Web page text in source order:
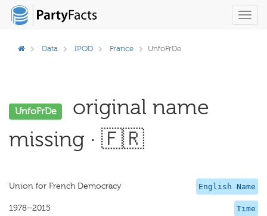
Data IPOD France UnfoFrDe
UnfoFrDe
original name
missing · 🇫🇷
English Name
Union for French Democracy
Time
1978–2015